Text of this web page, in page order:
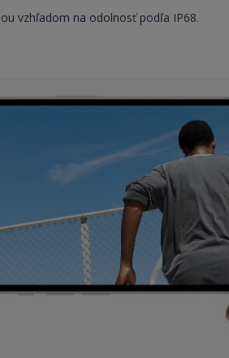
vzhľadom na odolnosť podľa IP68.